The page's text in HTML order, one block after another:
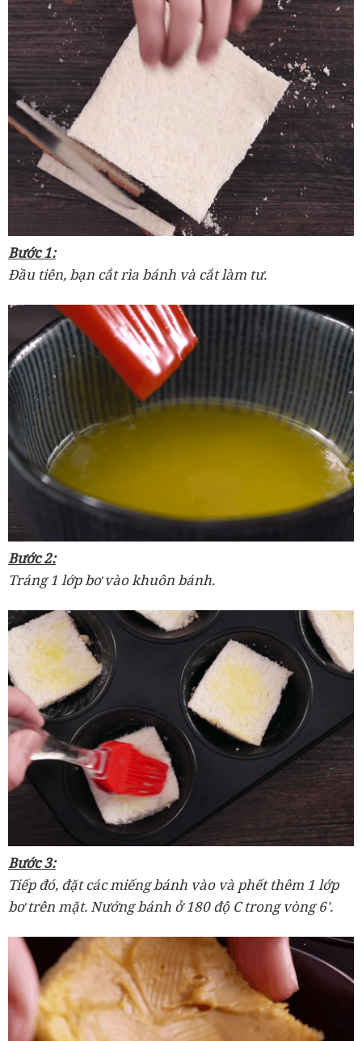
Bước 1:
Đầu tiên, bạn cắt rìa bánh và cắt làm tư.
Bước 2:
Tráng 1 lớp bơ vào khuôn bánh.
Bước 3:
Tiếp đó, đặt các miếng bánh vào và phết thêm 1 lớp
bơ trên mặt. Nướng bánh ở 180 độ C trong vòng 6'.